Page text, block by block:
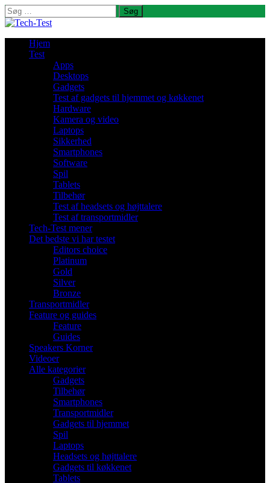
Søg
efter:
Hjem
Test
Apps
Desktops
Gadgets
Test af gadgets til hjemmet og køkkenet
Hardware
Kamera og video
Laptops
Sikkerhed
Smartphones
Software
Spil
Tablets
Tilbehør
Test af headsets og højttalere
Test af transportmidler
Tech-Test mener
Det bedste vi har testet
Editors choice
Platinum
Gold
Silver
Bronze
Transportmidler
Feature og guides
Feature
Guides
Speakers Korner
Videoer
Alle kategorier
Gadgets
Tilbehør
Smartphones
Transportmidler
Gadgets til hjemmet
Spil
Laptops
Headsets og højttalere
Gadgets til køkkenet
Tablets